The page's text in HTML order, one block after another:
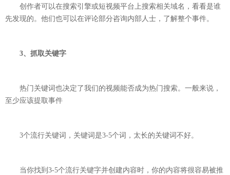
创作者可以在搜索引擎或短视频平台上搜索相关域名，看看是谁
先发现的。他们也可以在评论部分咨询内部人士，了解整个事件。
3、抓取关键字
热门关键词也决定了我们的视频能否成为热门搜索。一般来说，
至少应该提取事件
3个流行关键词，关键词是3-5个词，太长的关键词不好。
当你找到3-5个流行关键字并创建内容时，你的内容将很容易被推